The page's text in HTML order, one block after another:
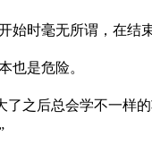
时毫无所谓，在结
是危险。
之后总会学不一样的